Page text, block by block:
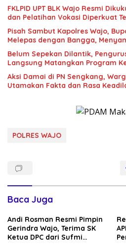
FKLPID UPT BLK Wajo Resmi
dan Pelatihan Vokasi Diperkuat
Pisah Sambut Kapolres Wajo,
Melepas dengan Bangga,
Belum Sepekan Dilantik,
Langsung Matangkan Program
Aksi Damai di PN Sengkang,
Utamakan Fakta dan Rasa
POLRES WAJO
Baca Juga
Andi Rosman Resmi Pimpin
Gerindra Wajo, Terima SK
Ketua DPC dari Sufmi